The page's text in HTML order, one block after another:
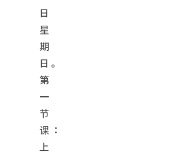
日
星
期
日。
第
一
节
课：
上